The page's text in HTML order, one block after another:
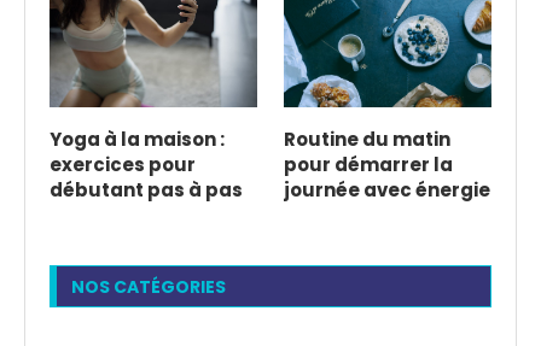
Yoga à la maison :
exercices pour
débutant pas à pas
Routine du matin
pour démarrer la
journée avec énergie
NOS CATÉGORIES